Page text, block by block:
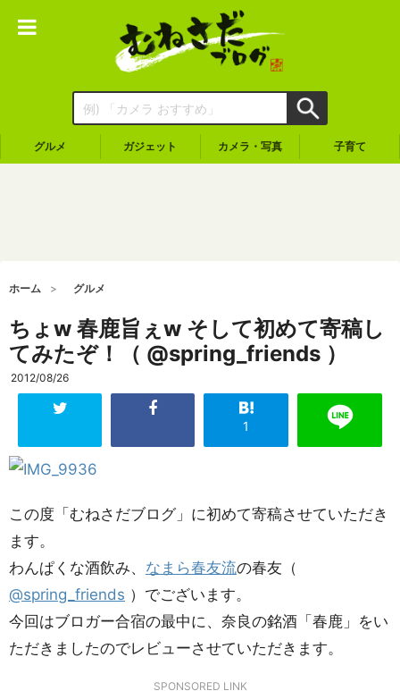
グルメ ガジェット カメラ・写真 子育て
ホーム グルメ
ちょw 春鹿旨ぇw そして初めて寄稿し
てみたぞ！（ @spring_friends ）
2012/08/26
1
この度「むねさだブログ」に初めて寄稿させていただき
ます。
わんぱくな酒飲み、 なまら春友流の春友（
@spring_friends ）でございます。
今回はブロガー合宿の最中に、奈良の銘酒「春鹿」をい
ただきましたのでレビューさせていただきます。
SPONSORED LINK